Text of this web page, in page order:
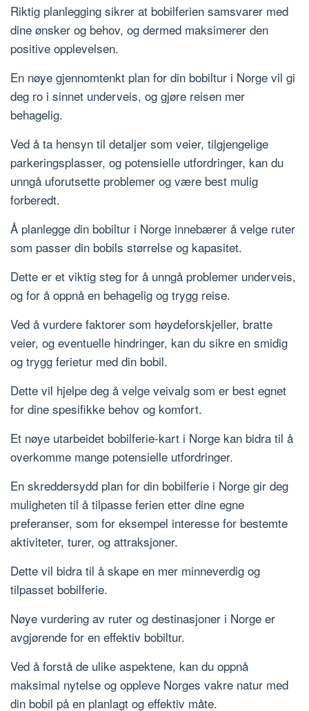
Riktig planlegging sikrer at bobilferien samsvarer med
dine ønsker og behov, og dermed maksimerer den
positive opplevelsen.
En nøye gjennomtenkt plan for din bobiltur i Norge vil gi
deg ro i sinnet underveis, og gjøre reisen mer
behagelig.
Ved å ta hensyn til detaljer som veier, tilgjengelige
parkeringsplasser, og potensielle utfordringer, kan du
unngå uforutsette problemer og være best mulig
forberedt.
Å planlegge din bobiltur i Norge innebærer å velge ruter
som passer din bobils størrelse og kapasitet.
Dette er et viktig steg for å unngå problemer underveis,
og for å oppnå en behagelig og trygg reise.
Ved å vurdere faktorer som høydeforskjeller, bratte
veier, og eventuelle hindringer, kan du sikre en smidig
og trygg ferietur med din bobil.
Dette vil hjelpe deg å velge veivalg som er best egnet
for dine spesifikke behov og komfort.
Et nøye utarbeidet bobilferie-kart i Norge kan bidra til å
overkomme mange potensielle utfordringer.
En skreddersydd plan for din bobilferie i Norge gir deg
muligheten til å tilpasse ferien etter dine egne
preferanser, som for eksempel interesse for bestemte
aktiviteter, turer, og attraksjoner.
Dette vil bidra til å skape en mer minneverdig og
tilpasset bobilferie.
Nøye vurdering av ruter og destinasjoner i Norge er
avgjørende for en effektiv bobiltur.
Ved å forstå de ulike aspektene, kan du oppnå
maksimal nytelse og oppleve Norges vakre natur med
din bobil på en planlagt og effektiv måte.